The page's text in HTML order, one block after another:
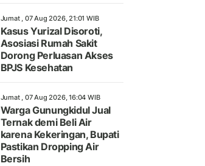
Jumat , 07 Aug 2026, 21:01 WIB
Kasus Yurizal Disoroti,
Asosiasi Rumah Sakit
Dorong Perluasan Akses
BPJS Kesehatan
Jumat , 07 Aug 2026, 16:04 WIB
Warga Gunungkidul Jual
Ternak demi Beli Air
karena Kekeringan, Bupati
Pastikan Dropping Air
Bersih